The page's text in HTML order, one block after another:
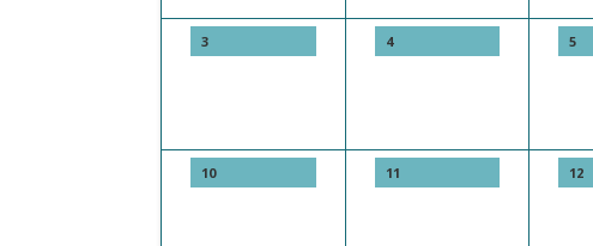
3 4 5
10 11 12